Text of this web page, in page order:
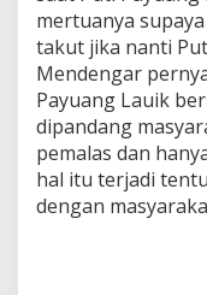
mertuanya
takut jika nanti
Mendengar
Payuang Lauik
dipandang
pemalas dan
hal itu terjadi
dengan